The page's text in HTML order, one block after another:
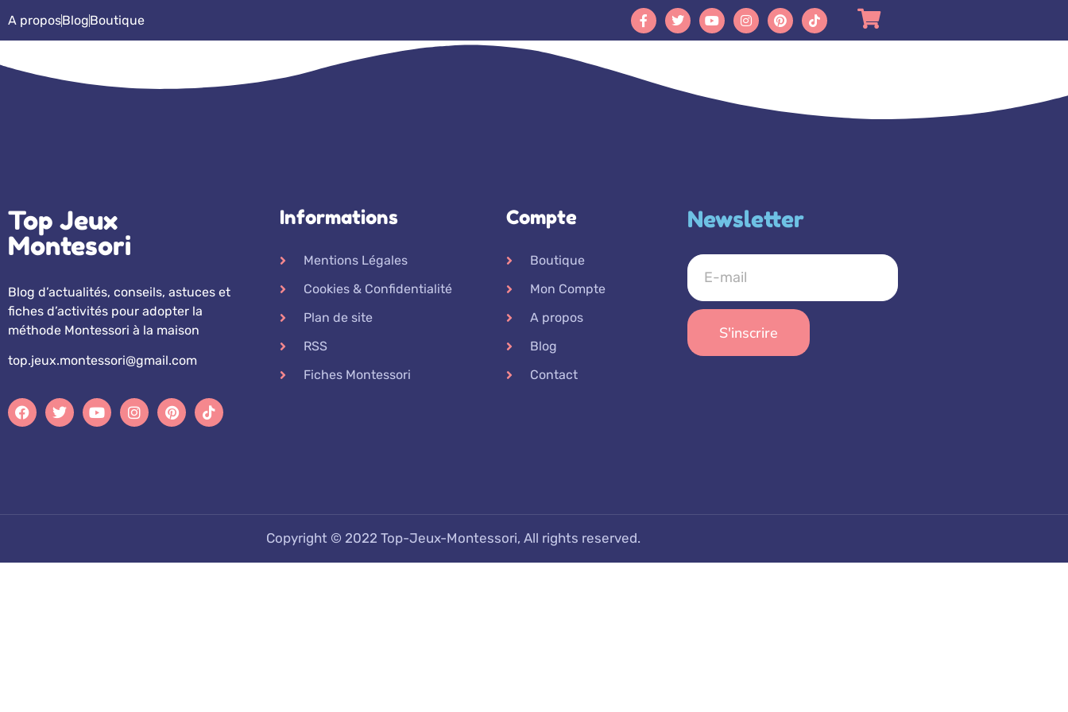
A proposBlogBoutique
Top Jeux
Montesori
Blog d’actualités, conseils, astuces et
fiches d’activités pour adopter la
méthode Montessori à la maison
top.jeux.montessori@gmail.com
Informations
Mentions Légales
Cookies & Confidentialité
Plan de site
RSS
Fiches Montessori
Compte
Boutique
Mon Compte
A propos
Blog
Contact
Newsletter
S'inscrire
Copyright © 2022 Top-Jeux-Montessori, All rights reserved.